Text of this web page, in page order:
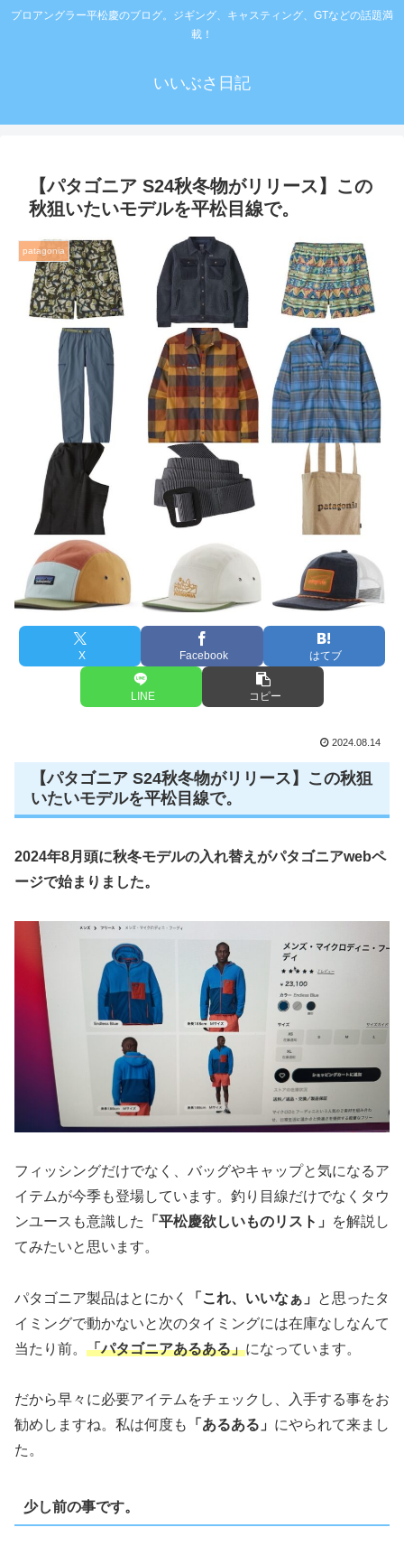
プロアングラー平松慶のブログ。ジギング、キャスティング、GTなどの話題満
載！
いいぶさ日記
【パタゴニア S24秋冬物がリリース】この
秋狙いたいモデルを平松目線で。
patagonia
X Facebook はてブ
LINE コピー
2024.08.14
【パタゴニア S24秋冬物がリリース】この秋狙
いたいモデルを平松目線で。
2024年8月頭に秋冬モデルの入れ替えがパタゴニアwebペ
ージで始まりました。
フィッシングだけでなく、バッグやキャップと気になるア
イテムが今季も登場しています。釣り目線だけでなくタウ
ンユースも意識した
「平松慶欲しいものリスト」
を解説し
てみたいと思います。
パタゴニア製品はとにかく 「これ、いいなぁ」
と思ったタ
イミングで動かないと次のタイミングには在庫なしなんて
当たり前。 「パタゴニアあるある」になっています。
だから早々に必要アイテムをチェックし、入手する事をお
勧めしますね。私は何度も
「あるある」 にやられて来まし
た。
少し前の事です。